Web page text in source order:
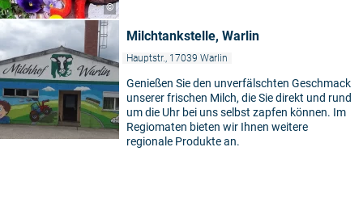
©
Milchtankstelle, Warlin
Hauptstr., 17039 Warlin
Genießen Sie den unverfälschten Geschmack
unserer frischen Milch, die Sie direkt und rund
um die Uhr bei uns selbst zapfen können. Im
Regiomaten bieten wir Ihnen weitere
regionale Produkte an.